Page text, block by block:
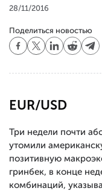
28/11/2016
Поделиться новостью
EUR/USD
Три недели почти
утомили
позитивную
гринбек, в конце
комбинаций,